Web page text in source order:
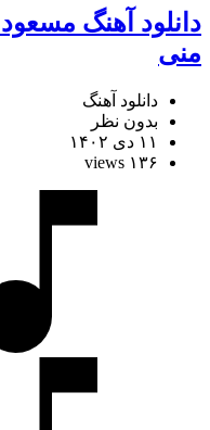
دانلود آهنگ مسعود
منی
دانلود آهنگ
بدون نظر
۱۱ دی ۱۴۰۲
۱۳۶ views